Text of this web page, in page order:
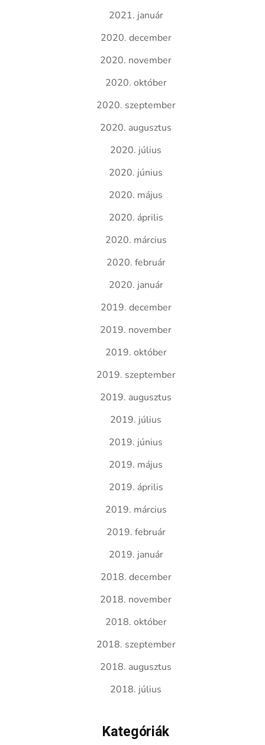
2021. január
2020. december
2020. november
2020. október
2020. szeptember
2020. augusztus
2020. július
2020. június
2020. május
2020. április
2020. március
2020. február
2020. január
2019. december
2019. november
2019. október
2019. szeptember
2019. augusztus
2019. július
2019. június
2019. május
2019. április
2019. március
2019. február
2019. január
2018. december
2018. november
2018. október
2018. szeptember
2018. augusztus
2018. július
Kategóriák